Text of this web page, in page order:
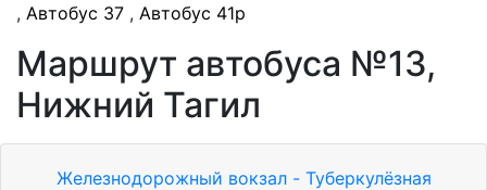
, Автобус 37 , Автобус 41р
Маршрут автобуса №13,
Нижний Тагил
Железнодорожный вокзал - Туберкулёзная